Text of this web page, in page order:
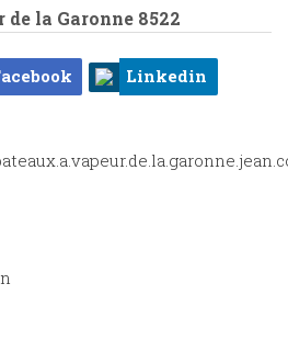
de la Garonne 8522
Linkedin